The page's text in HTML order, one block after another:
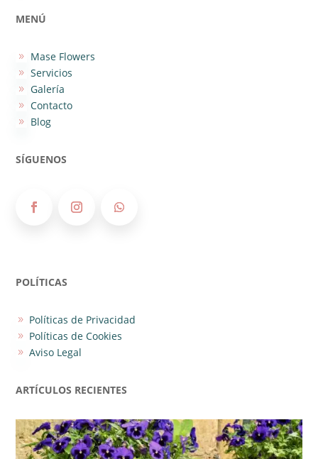
MENÚ
9 Mase Flowers
9 Servicios
9 Galería
9 Contacto
9 Blog
SÍGUENOS
POLÍTICAS
9 Políticas de Privacidad
9 Políticas de Cookies
9 Aviso Legal
ARTÍCULOS RECIENTES